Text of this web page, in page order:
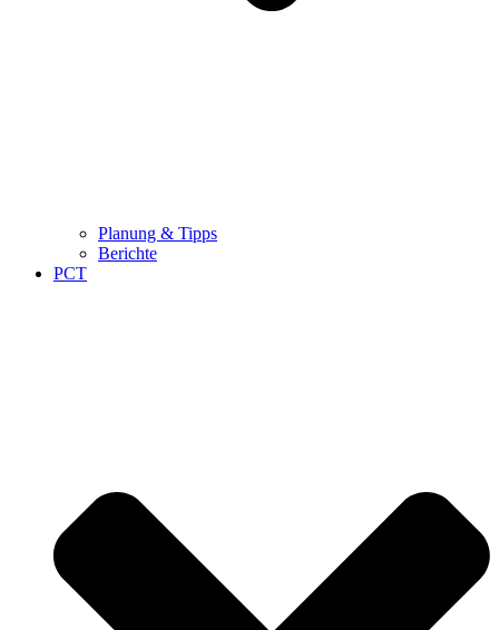
Planung & Tipps
Berichte
PCT